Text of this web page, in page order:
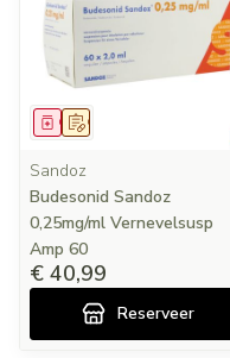
Op voorschrift
Geneesmiddel
Sandoz
Budesonid Sandoz
0,25mg/ml Vernevelsusp
Amp 60
€ 40,99
Reserveer